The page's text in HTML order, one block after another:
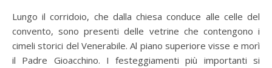
Lungo il corridoio, che dalla chiesa conduce alle celle del
convento, sono presenti delle vetrine che contengono i
cimeli storici del Venerabile. Al piano superiore visse e morì
il Padre Gioacchino. I festeggiamenti più importanti si